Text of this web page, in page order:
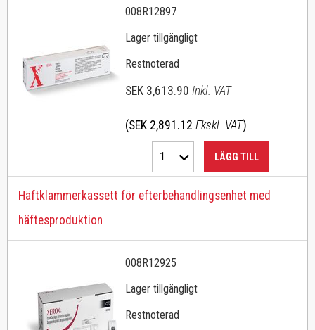
008R12897
Lager tillgängligt
Restnoterad
SEK 3,613.90 Inkl. VAT
(SEK 2,891.12 Ekskl. VAT)
1 LÄGG TILL
Häftklammerkassett för efterbehandlingsenhet med
häftesproduktion
008R12925
Lager tillgängligt
Restnoterad